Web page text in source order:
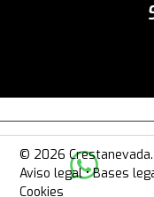
© 2026
Aviso legal•Bases
Cookies